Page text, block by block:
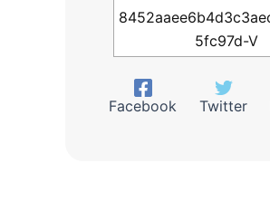
Facebook Twitter